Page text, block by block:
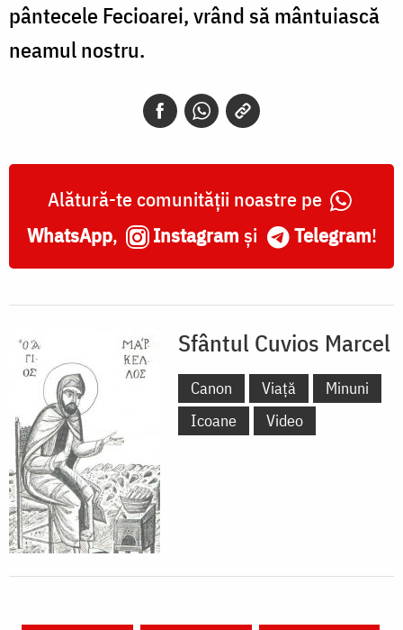
pânte­cele Fecioarei, vrând să mântu­iască
neamul nostru.
Alătură-te comunității noastre pe
WhatsApp, Instagram și Telegram!
Sfântul Cuvios Marcel
Canon Viață
Minuni
Icoane
Video